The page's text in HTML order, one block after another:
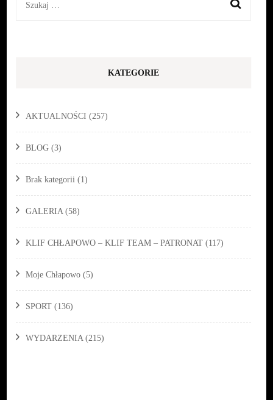
Szukaj:
KATEGORIE
AKTUALNOŚCI (257)
BLOG (3)
Brak kategorii (1)
GALERIA (58)
KLIF CHŁAPOWO – KLIF TEAM – PATRONAT (117)
Moje Chłapowo (5)
SPORT (136)
WYDARZENIA (215)